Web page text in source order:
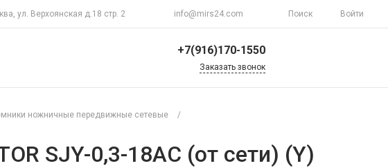
ул. Верхоянская д.18 стр. 2 info@mirs24.com Поиск Войти
+7(916)170-1550
г. Москва, ул.
Верхоянская д.18 стр.
Пн-Пт 10:00-20:00
Воскресенье
Выходной
Заказать звонок
ножничные передвижные сетевые
/
SJY-0,3-18AC (от сети) (Y)